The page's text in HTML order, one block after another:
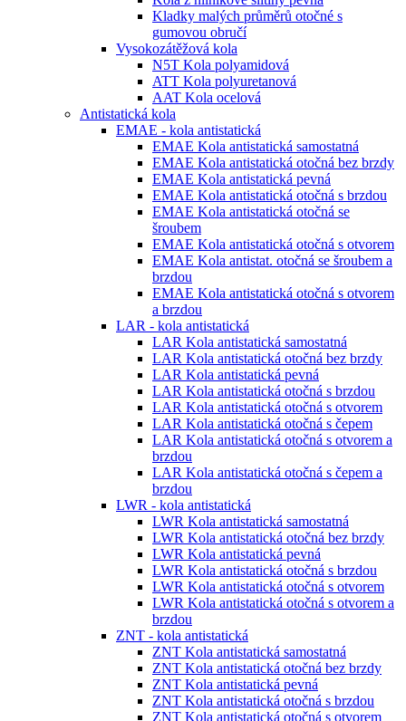
Kladky malých průměrů otočné s
gumovou obručí
Vysokozátěžová kola
N5T Kola polyamidová
ATT Kola polyuretanová
AAT Kola ocelová
Antistatická kola
EMAE - kola antistatická
EMAE Kola antistatická samostatná
EMAE Kola antistatická otočná bez brzdy
EMAE Kola antistatická pevná
EMAE Kola antistatická otočná s brzdou
EMAE Kola antistatická otočná se
šroubem
EMAE Kola antistatická otočná s otvorem
EMAE Kola antistat. otočná se šroubem a
brzdou
EMAE Kola antistatická otočná s otvorem
a brzdou
LAR - kola antistatická
LAR Kola antistatická samostatná
LAR Kola antistatická otočná bez brzdy
LAR Kola antistatická pevná
LAR Kola antistatická otočná s brzdou
LAR Kola antistatická otočná s otvorem
LAR Kola antistatická otočná s čepem
LAR Kola antistatická otočná s otvorem a
brzdou
LAR Kola antistatická otočná s čepem a
brzdou
LWR - kola antistatická
LWR Kola antistatická samostatná
LWR Kola antistatická otočná bez brzdy
LWR Kola antistatická pevná
LWR Kola antistatická otočná s brzdou
LWR Kola antistatická otočná s otvorem
LWR Kola antistatická otočná s otvorem a
brzdou
ZNT - kola antistatická
ZNT Kola antistatická samostatná
ZNT Kola antistatická otočná bez brzdy
ZNT Kola antistatická pevná
ZNT Kola antistatická otočná s brzdou
ZNT Kola antistatická otočná s otvorem